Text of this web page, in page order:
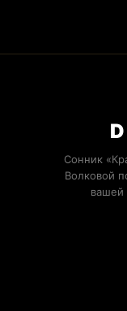
Сонник
Волковой
вашей